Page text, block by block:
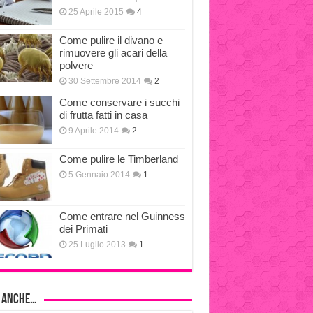
25 Aprile 2015 4
Come pulire il divano e
rimuovere gli acari della
polvere
30 Settembre 2014 2
Come conservare i succhi
di frutta fatti in casa
9 Aprile 2014 2
Come pulire le Timberland
5 Gennaio 2014 1
Come entrare nel Guinness
dei Primati
25 Luglio 2013 1
anche…